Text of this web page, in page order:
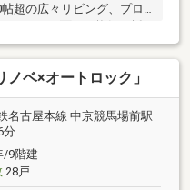
超の広々リビング、プロ
パーオークワまで徒歩１
も入っておりお買い物大変
グストア、公園が徒歩10
環境良好な物件です！●5階
ら花火大会の花火を眺める
クセス良好
ベ×オートロック」
名古屋本線 中京競馬場前駅
分
/9階建
28戸